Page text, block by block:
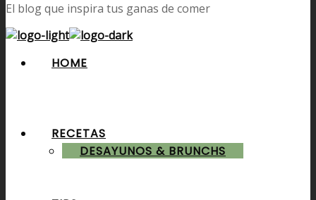
El blog que inspira tus ganas de comer
HOME
RECETAS
DESAYUNOS & BRUNCHS